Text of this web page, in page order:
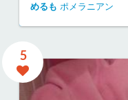
めるも ポメラニアン
5